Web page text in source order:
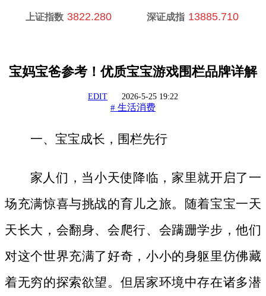
上证指数 3822.280 深证成指 13885.710
宝妈宝爸参考！优质宝宝游戏围栏品牌详解
EDIT 2026-5-25 19:22
# 生活消费
一、宝宝成长，围栏先行
家人们，当小天使降临，家里就开启了一
场充满惊喜与挑战的育儿之旅。随着宝宝一天
天长大，会翻身、会爬行、会蹒跚学步，他们
对这个世界充满了好奇，小小的身躯里仿佛藏
着无穷的探索欲望。但居家环境中存在诸多潜